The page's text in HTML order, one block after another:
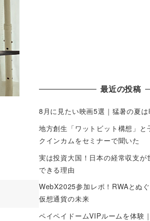
最近の投稿
8月に見たい映画5選｜猛暑の夏
地方創生「ワットビット構想」と
クインカムをセミナーで聞いた
実は投資大国！日本の経常収支が
できる理由
WebX2025参加レポ！RWAとぬ
仮想通貨の未来
ペイペイドームVIPルームを体験